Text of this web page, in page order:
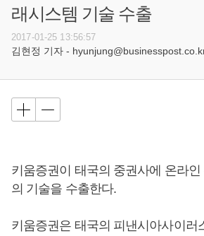
래시스템 기술 수출
2017-01-25 13:56:57
김현정 기자 -
키움증권이 태국의 중권사에 온라
의 기술을 수출한다.
키움증권은 태국의 피낸시아사이러